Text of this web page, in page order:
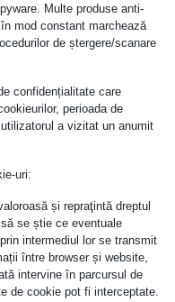
Multe produse anti-
mod constant marchează
de ștergere/scanare
confidențialitate care
perioada de
a vizitat un anumit
uri:
și repraţintă dreptul
se știe ce eventuale
intermediul lor se transmit
între browser și website,
intervine în parcursul de
de cookie pot fi interceptate.